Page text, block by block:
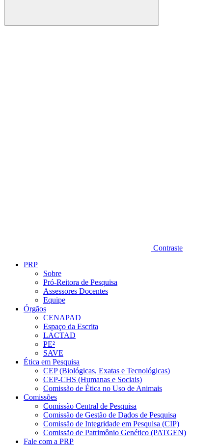
Buscar
Contraste
PRP
Sobre
Pró-Reitora de Pesquisa
Assessores Docentes
Equipe
Órgãos
CENAPAD
Espaço da Escrita
LACTAD
PE²
SAVE
Ética em Pesquisa
CEP (Biológicas, Exatas e Tecnológicas)
CEP-CHS (Humanas e Sociais)
Comissão de Ética no Uso de Animais
Comissões
Comissão Central de Pesquisa
Comissão de Gestão de Dados de Pesquisa
Comissão de Integridade em Pesquisa (CIP)
Comissão de Patrimônio Genético (PATGEN)
Fale com a PRP